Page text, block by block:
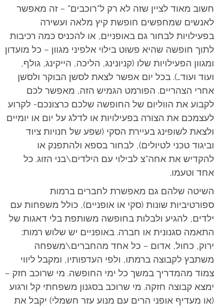
חשוב מאוד לציין שזה לא רק ל"רוכבים" – זה מאפשר
לאנשים שמחפשים חופשת קיץ מלאה ועשירה
בפעילויות לבחור גם באופניים, או להכניס כמה רכיבות
לתוך חופשה שהיא פשוט בילוי אלפיני מגוון – כל מועדון
ומגוון הפעילויות שלו (קניונינג, הליכה, הייקינג, גולף,
ועוד ועוד…). בכל יום אפשר לצאת לסשן הבוקר ולסשן
אחרי הצהריים. הפורמט הגמיש הזה, מאפשר לכם
לקבוע את הווליום של החופשה שלכם כרצונכם- לקרוע
לעצמכם את הצורה בפעילויות או לדלג על יום או יומיים
ולצאת לשופינג בעיירת הסקי (שפע של חנויות ציוד
וביגוד טכני לטיולים), לבחור בספא ולהתפנק או
להקדיש את אחה"צ לבילוי עם הילדים\בני הזוג. כל
אחד וטעמו.
השיטה שלהם גם מאפשרת לחברים ברמות
ספורטיביות שונות (סקי או אופניים), כולל משפחות עם
ילדים, להגיע ולבלות בחופשה משותפת בלי דאגות של
התאמה סגנונית או חברה. באופניים יש שלוש רמות:
ירוק, כחול, אדום – כל אחד מהחברים\משפחה
משתבץ לקבוצה ברמתו, ולפי העדפותיו, ומקבל ליווי
צמוד מהמדריך במשך כל ימי החופשה. מי שרוכב חזק –
ימצא קבוצה חזקה. מי שרוכב בסגנון משפחתי קל ורגוע
(או מעדיף אופני הרים עם מנוע עזר חשמלי) יקבל את